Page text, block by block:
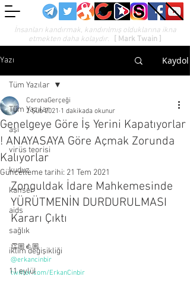
İnsanları kandırmak, kandırılmış olduklarına ikna
etmekten daha kolaydır.
[ Mark Twain ]
Yazı Kaydol
Tüm Yazılar
aşı
virüs teorisi
kuduz
kanser
aids
sağlık
iklim değişikliği
11 eylül
Tüm Yazılar
Genelgeye Göre İş Yerini Kapatıyorlar
! ANAYASAYA Göre Açmak Zorunda
Kalıyorlar
CoronaGerçeği
2 Şub 2021 1 dakikada okunur
Güncelleme tarihi: 21 Tem 2021
Zonguldak İdare Mahkemesinde
YÜRÜTMENİN DURDURULMASI
Kararı Çıktı
👏🏼👍🏼
@erkancinbir
twitter.com/ErkanCinbir